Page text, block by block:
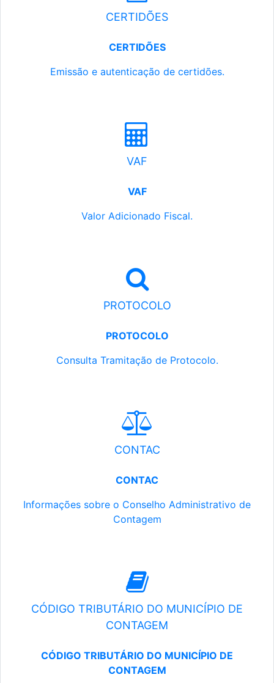
CERTIDÕES
CERTIDÕES
Emissão e autenticação de certidões.
VAF
VAF
Valor Adicionado Fiscal.
PROTOCOLO
PROTOCOLO
Consulta Tramitação de Protocolo.
CONTAC
CONTAC
Informações sobre o Conselho Administrativo de
Contagem
CÓDIGO TRIBUTÁRIO DO MUNICÍPIO DE
CONTAGEM
CÓDIGO TRIBUTÁRIO DO MUNICÍPIO DE
CONTAGEM